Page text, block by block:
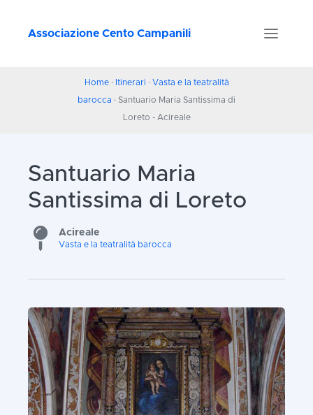
Associazione Cento Campanili
Home· Itinerari · Vasta e la teatralità
barocca · Santuario Maria Santissima di
Loreto - Acireale
Santuario Maria
Santissima di Loreto
Acireale
Vasta e la teatralità barocca